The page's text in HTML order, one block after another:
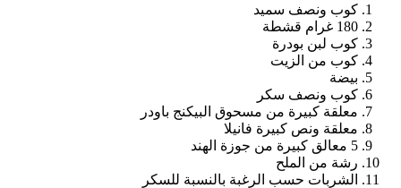
كوب ونصف سميد
180 غرام قشطة
كوب لبن بودرة
كوب من الزيت
بيضة
كوب ونصف سكر
معلقة كبيرة من مسحوق البيكنج باودر
معلقة ونص كبيرة فانيلا
5 معالق كبيرة من جوزة الهند
رشة من الملح
الشربات حسب الرغبة بالنسبة للسكر